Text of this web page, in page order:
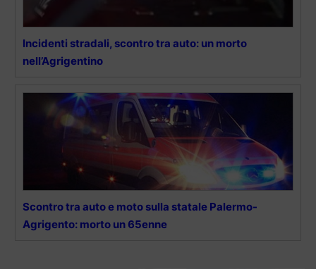
Incidenti stradali, scontro tra auto: un morto
nell’Agrigentino
Scontro tra auto e moto sulla statale Palermo-
Agrigento: morto un 65enne